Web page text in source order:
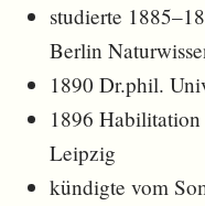
studierte
Berlin
1890 Dr.phil.
1896
Leipzig
kündigte vom